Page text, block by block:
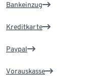
Bankeinzug
Kreditkarte
Paypal
Vorauskasse